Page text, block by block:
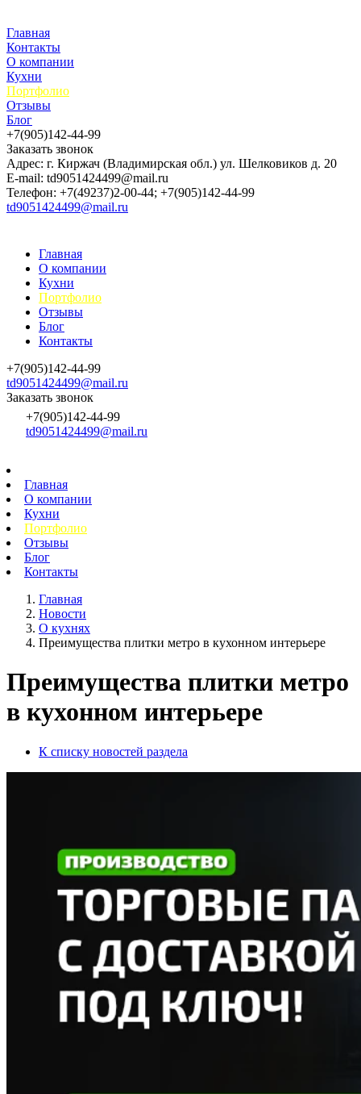
Главная
Контакты
О компании
Кухни
Портфолио
Отзывы
Блог
+7(905)142-44-99
Заказать звонок
Адрес: г. Киржач (Владимирская обл.) ул. Шелковиков д. 20
E-mail: td9051424499@mail.ru
Телефон: +7(49237)2-00-44; +7(905)142-44-99
td9051424499@mail.ru
Главная
О компании
Кухни
Портфолио
Отзывы
Блог
Контакты
+7(905)142-44-99
td9051424499@mail.ru
Заказать звонок
+7(905)142-44-99
td9051424499@mail.ru
Главная
О компании
Кухни
Портфолио
Отзывы
Блог
Контакты
Главная
Новости
О кухнях
Преимущества плитки метро в кухонном интерьере
Преимущества плитки метро
в кухонном интерьере
К списку новостей раздела